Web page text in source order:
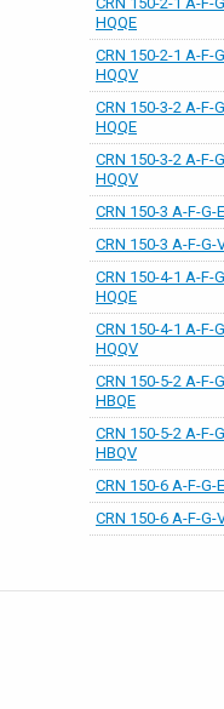
HQQE
CRN 150-2-1 A-F-
HQQV
CRN 150-3-2 A-F-
HQQE
CRN 150-3-2 A-F-
HQQV
CRN 150-3 A-F-G-
CRN 150-3 A-F-G-
CRN 150-4-1 A-F-
HQQE
CRN 150-4-1 A-F-
HQQV
CRN 150-5-2 A-F-
HBQE
CRN 150-5-2 A-F-
HBQV
CRN 150-6 A-F-G-
CRN 150-6 A-F-G-